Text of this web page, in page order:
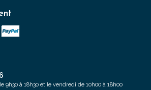
9h30 à 18h30 et le vendredi de 10h00 à 18h00